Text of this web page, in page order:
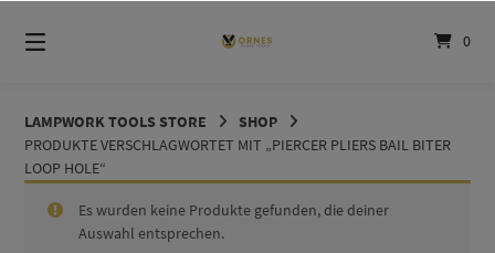
zum
Inhalt
0
LAMPWORK TOOLS STORE
SHOP
PRODUKTE VERSCHLAGWORTET MIT „PIERCER PLIERS BAIL BITER
LOOP HOLE“
Es wurden keine Produkte gefunden, die deiner
Auswahl entsprechen.